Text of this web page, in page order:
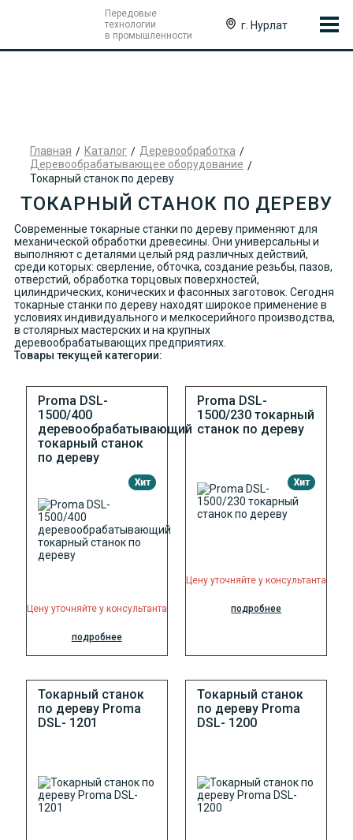
Передовые
технологии
в промышленности
г. Нурлат
Главная Каталог
Деревообработка
Деревообрабатывающее оборудование
Токарный станок по дереву
ТОКАРНЫЙ СТАНОК ПО ДЕРЕВУ
Современные токарные станки по дереву применяют для
механической обработки древесины. Они универсальны и
выполняют с деталями целый ряд различных действий,
среди которых: сверление, обточка, создание резьбы, пазов,
отверстий, обработка торцовых поверхностей,
цилиндрических, конических и фасонных заготовок. Сегодня
токарные станки по дереву находят широкое применение в
условиях индивидуального и мелкосерийного производства,
в столярных мастерских и на крупных
деревообрабатывающих предприятиях.
Товары текущей категории:
Proma DSL-
1500/400
деревообрабатывающий
токарный станок
по дереву
Цену уточняйте у консультанта
подробнее
Proma DSL-
1500/230 токарный
станок по дереву
Цену уточняйте у консультанта
подробнее
Токарный станок
по дереву Proma
DSL- 1201
Токарный станок
по дереву Proma
DSL- 1200